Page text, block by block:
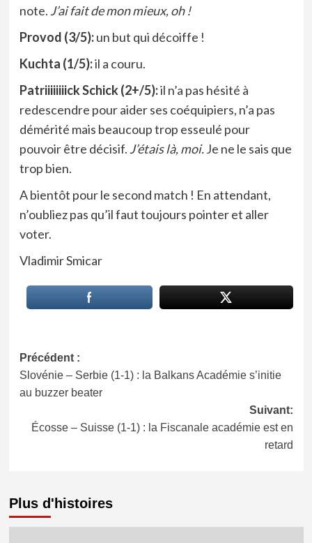
note. J’ai fait de mon mieux, oh !
Provod (3/5):un but qui décoiffe !
Kuchta (1/5):il a couru.
Patriiiiiiiick Schick (2+/5):il n’a pas hésité à
redescendre pour aider ses coéquipiers, n’a pas
démérité mais beaucoup trop esseulé pour
pouvoir être décisif. J’étais là, moi.Je ne le sais que
trop bien.
A bientôt pour le second match ! En attendant,
n’oubliez pas qu’il faut toujours pointer et aller
voter.
Vladimir Smicar
Navigation
d’article
Précédent :
Slovénie – Serbie (1-1) : la Balkans Académie s’initie
au buzzer beater
Suivant:
Écosse – Suisse (1-1) : la Fiscanale académie est en
retard
Plus d'histoires